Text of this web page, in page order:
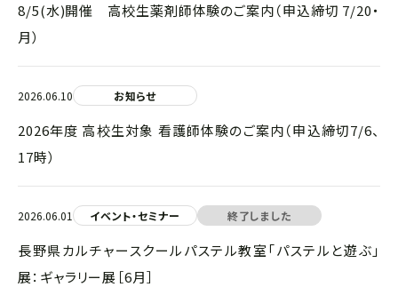
8/5(水)開催 高校生薬剤師体験のご案内（申込締切 7/20・
月）
2026.06.10 お知らせ
2026年度 高校生対象 看護師体験のご案内（申込締切7/6、
17時）
2026.06.01 イベント・セミナー 終了しました
長野県カルチャースクールパステル教室「パステルと遊ぶ」
展：ギャラリー展［6月］